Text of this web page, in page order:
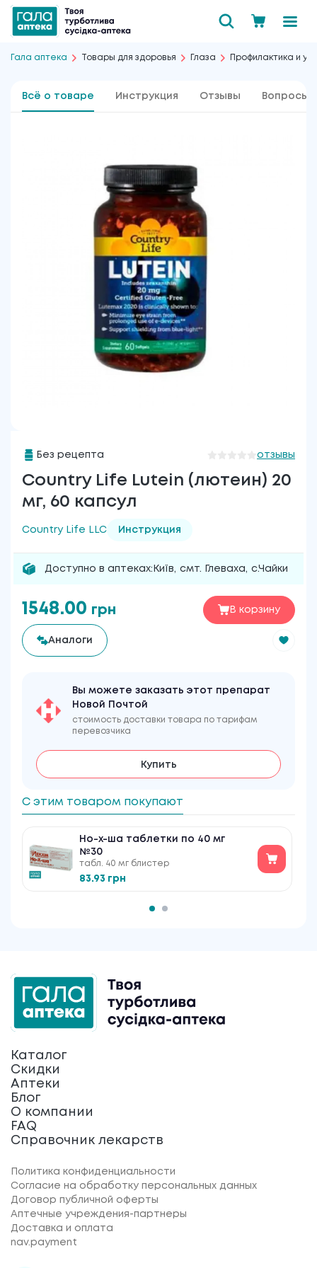
Гала аптека Товары для здоровья Глаза Профилактика и
Всё о товаре Инструкция Отзывы Вопросы
Без рецепта отзывы
Country Life Lutein (лютеин) 20
мг, 60 капсул
Country Life LLC Инструкция
Доступно в аптеках: Київ, смт. Глеваха, с.Чайки
1548.00 грн В корзину
Аналоги
Вы можете заказать этот препарат
Новой Почтой
стоимость доставки товара по тарифам
перевозчика
Купить
С этим товаром покупают
Но-х-ша таблетки по 40 мг
№30
табл. 40 мг блистер
83.93 грн
Каталог
Скидки
Аптеки
Блог
О компании
FAQ
Справочник лекарств
Политика конфиденциальности
Согласие на обработку персональных данных
Договор публичной оферты
Аптечные учреждения-партнеры
Доставка и оплата
nav.payment